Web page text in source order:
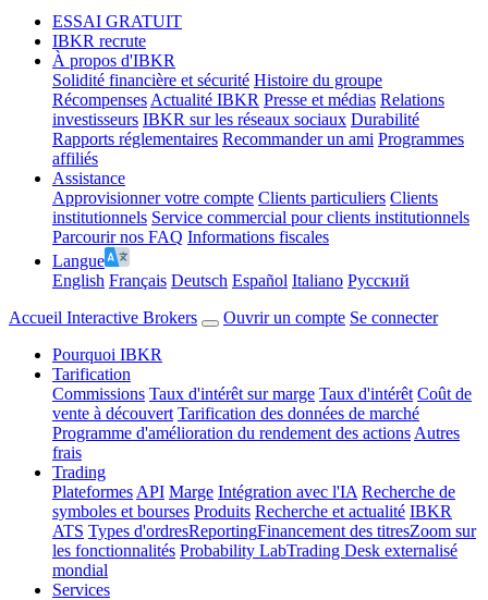
ESSAI GRATUIT
IBKR recrute
À propos d'IBKR
Solidité financière et sécurité Histoire du groupe
Récompenses Actualité IBKR Presse et médias Relations
investisseurs IBKR sur les réseaux sociaux Durabilité
Rapports réglementaires Recommander un ami Programmes
affiliés
Assistance
Approvisionner votre compte Clients particuliers Clients
institutionnels Service commercial pour clients institutionnels
Parcourir nos FAQ Informations fiscales
Langue
English Français Deutsch Español Italiano Pусский
Accueil Interactive Brokers
Ouvrir un compte Se connecter
Pourquoi IBKR
Tarification
Commissions Taux d'intérêt sur marge Taux d'intérêt Coût de
vente à découvert Tarification des données de marché
Programme d'amélioration du rendement des actions Autres
frais
Trading
Plateformes API Marge Intégration avec l'IA Recherche de
symboles et bourses Produits Recherche et actualité IBKR
ATS Types d'ordresReportingFinancement des titresZoom sur
les fonctionnalités Probability LabTrading Desk externalisé
mondial
Services